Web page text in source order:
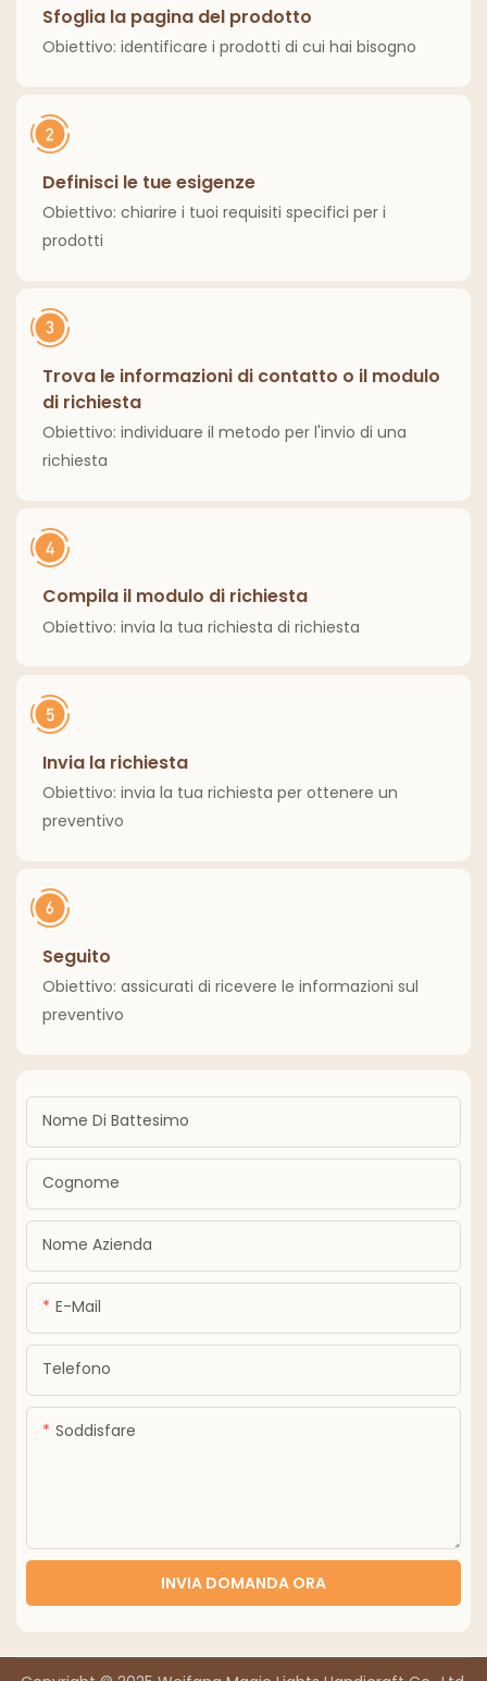
Sfoglia la pagina del prodotto
Obiettivo: identificare i prodotti di cui hai bisogno
Definisci le tue esigenze
Obiettivo: chiarire i tuoi requisiti specifici per i
prodotti
Trova le informazioni di contatto o il modulo
di richiesta
Obiettivo: individuare il metodo per l'invio di una
richiesta
Compila il modulo di richiesta
Obiettivo: invia la tua richiesta di richiesta
Invia la richiesta
Obiettivo: invia la tua richiesta per ottenere un
preventivo
Seguito
Obiettivo: assicurati di ricevere le informazioni sul
preventivo
Nome Di Battesimo
Cognome
Nome Azienda
E-Mail
Telefono
Soddisfare
INVIA DOMANDA ORA